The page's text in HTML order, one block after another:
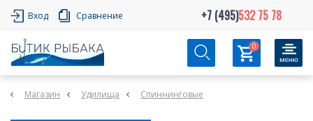
Вход Сравнение +7 (495)532 75 78
0
Магазин Удилища Спиннинговые